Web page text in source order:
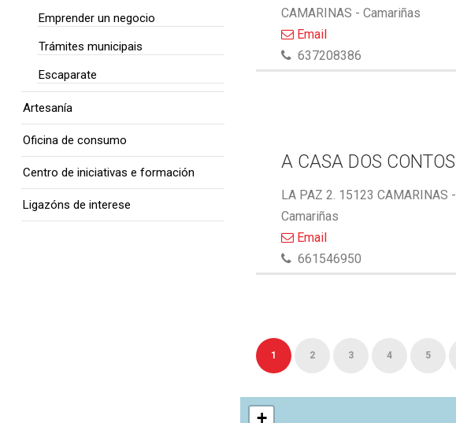
CAMARINAS - Camariñas
Email
637208386
A CASA DOS CONTOS
LA PAZ 2. 15123 CAMARINAS -
Camariñas
Email
661546950
1 2 3 4 5
+
Emprender un negocio
Trámites municipais
Escaparate
Artesanía
Oficina de consumo
Centro de iniciativas e formación
Ligazóns de interese